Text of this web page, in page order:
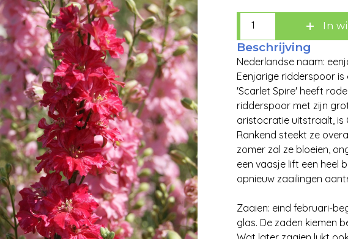
In
Beschrijving
Nederlandse naam:
Eenjarige ridderspoor is
'Scarlet Spire' heeft
ridderspoor met zijn
aristocratie uitstraalt, is
Rankend steekt ze
zomer zal ze bloeien,
een vaasje lift een heel
opnieuw zaailingen
Zaaien: eind februari-
glas. De zaden kiemen